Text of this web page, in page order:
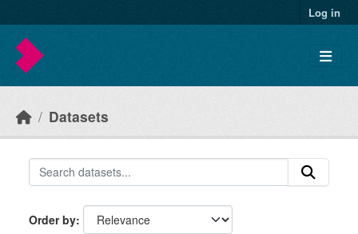
Log in
Datasets
Order by